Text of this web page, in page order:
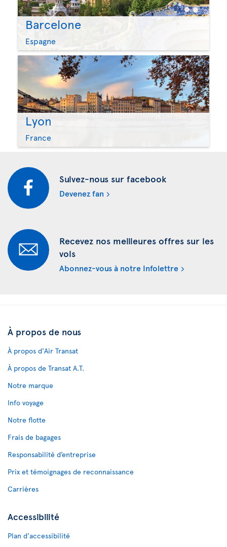
Barcelone
Espagne
Lyon
France
Suivez-nous sur facebook
Devenez fan
Recevez nos meilleures offres sur les
vols
Abonnez-vous à notre Infolettre
À propos de nous
À propos d'Air Transat
À propos de Transat A.T.
Notre marque
Info voyage
Notre flotte
Frais de bagages
Responsabilité d’entreprise
Prix et témoignages de reconnaissance
Carrières
Accessibilité
Plan d'accessibilité